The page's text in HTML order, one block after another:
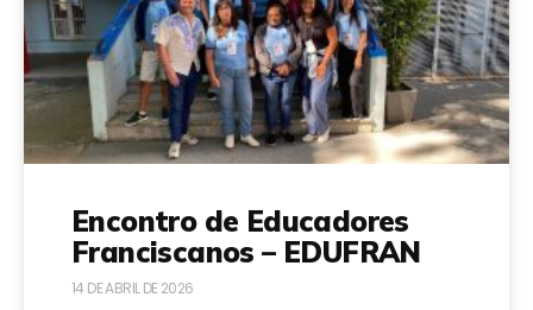
Encontro de Educadores
Franciscanos – EDUFRAN
14 DE ABRIL DE 2026